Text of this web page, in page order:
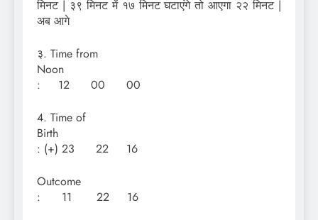
मिनट | ३९ मिनट में १७ मिनट घटाएंगे तो आएगा २२ मिनट |
अब आगे
३. Time from
Noon
: 12 00 00
4. Time of
Birth
: (+) 23 22 16
: 11 22 16